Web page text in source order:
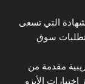
التي تسعى
سوق
مقدمة من
الأيزو